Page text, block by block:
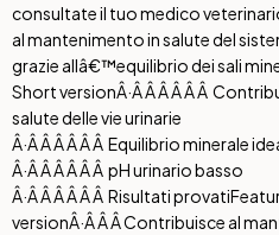
consultate il tuo medico
al mantenimento in salute del
grazie allâ€™equilibrio dei sali
Short versionÂ·Â Â Â Â Â Â
salute delle vie urinarie
Â·Â Â Â Â Â Â Equilibrio minerale
Â·Â Â Â Â Â Â pH urinario basso
Â·Â Â Â Â Â Â Risultati provati
versionÂ·Â Â Â Contribuisce al